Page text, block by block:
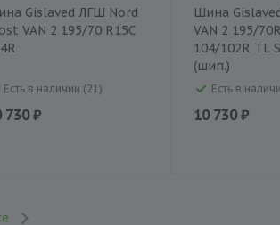
Gislaved ЛГШ Nord
VAN 2 195/70 R15C
Есть в наличии (21)
730 ₽
Шина
VAN 2 195/
104/102R TL
(шип.)
Есть в
10 730 ₽